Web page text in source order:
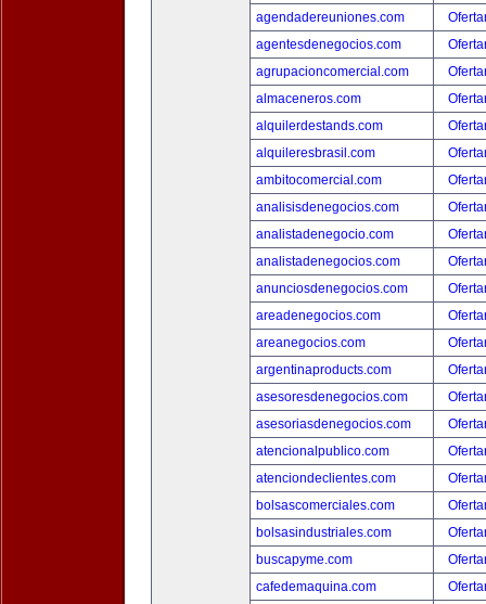
agendadereuniones.com
agentesdenegocios.com
agrupacioncomercial.com
almaceneros.com
alquilerdestands.com
alquileresbrasil.com
ambitocomercial.com
analisisdenegocios.com
analistadenegocio.com
analistadenegocios.com
anunciosdenegocios.com
areadenegocios.com
areanegocios.com
argentinaproducts.com
asesoresdenegocios.com
asesoriasdenegocios.com
atencionalpublico.com
atenciondeclientes.com
bolsascomerciales.com
bolsasindustriales.com
buscapyme.com
cafedemaquina.com